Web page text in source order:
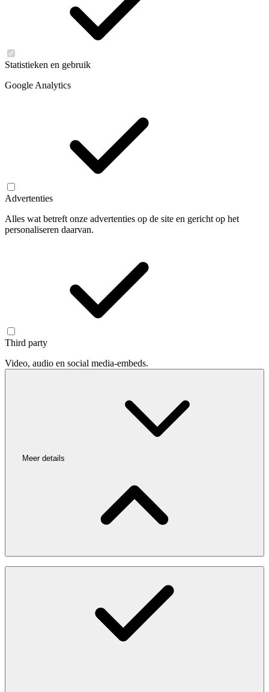
Statistieken en gebruik
Google Analytics
Advertenties
Alles wat betreft onze advertenties op de site en gericht op het
personaliseren daarvan.
Third party
Video, audio en social media-embeds.
Meer details